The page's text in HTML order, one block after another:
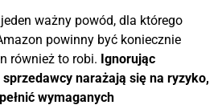
ważny powód, dla którego
powinny być koniecznie
również to robi. Ignorując
narażają się na ryzyko,
wymaganych